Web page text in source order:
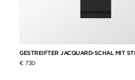
GESTREIFTER JACQUARD-SCHAL MIT
€ 730